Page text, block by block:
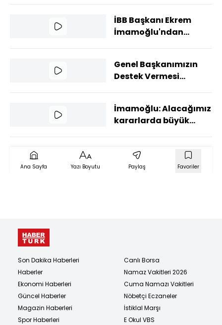
İBB Başkanı Ekrem
İmamoğlu'ndan
Genel Başkanımızın
Destek Vermesi
İmamoğlu: Alacağımız
kararlarda büyük
Ana Sayfa Yazı Boyutu Paylaş Favoriler
Son Dakika Haberleri
Haberler
Ekonomi Haberleri
Güncel Haberler
Magazin Haberleri
Spor Haberleri
Canlı Borsa
Namaz Vakitleri 2026
Cuma Namazı Vakitleri
Nöbetçi Eczaneler
İstiklal Marşı
E Okul VBS